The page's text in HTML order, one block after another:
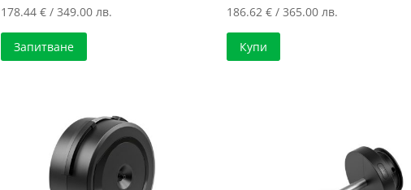
178.44€ / 349.00 лв.
Запитване
186.62€ / 365.00 лв.
Купи